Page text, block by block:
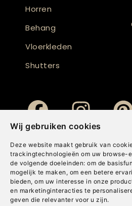
Wij gebruiken cookies
Deze website maakt gebruik van
trackingtechnologieën om uw browse-
de volgende doeleinden: om de
mogelijk te maken , om een betere
bieden, om uw interesse in onze
en marketinginteracties te
geven die relevanter voor u zijn.
Horren
Behang
Vloerkleden
Shutters